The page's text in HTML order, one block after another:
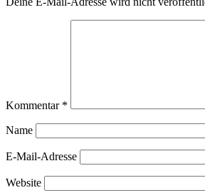
Kommentar *
Name
E-Mail-Adresse
Website